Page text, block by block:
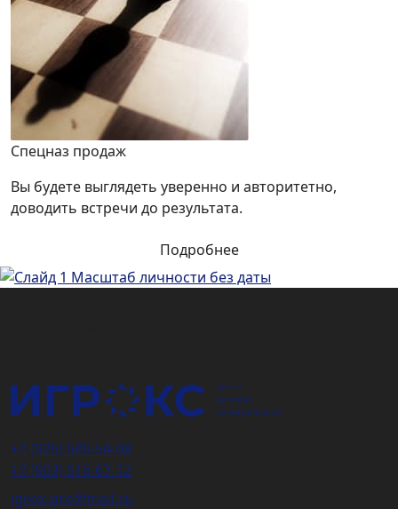
Спецназ продаж
Вы будете выглядеть уверенно и авторитетно,
доводить встречи до результата.
Подробнее
+7 (925) 589-54-08
+7 (903) 516-67-12
igrox-pro@mail.ru